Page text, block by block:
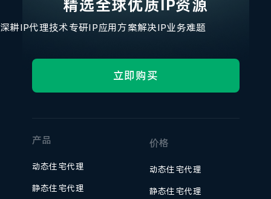
深耕IP代理技术专研IP应用方案解决IP业务难题
立即购买
产品
动态住宅代理
静态住宅代理
价格
动态住宅代理
静态住宅代理